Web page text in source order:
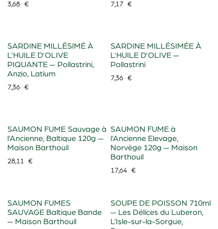
3,68 € 7,17€
SARDINE MILLÉSIMÉ À
L'HUILE D'OLIVE
PIQUANTE — Pollastrini,
Anzio, Latium
7,36 €
SARDINE MILLÉSIMÉE À
L'HUILE D'OLIVE —
Pollastrini
7,36€
SAUMON FUME Sauvage à
l'Ancienne, Baltique 120g —
Maison Barthouil
28,11 €
SAUMON FUME à
l'Ancienne Elevage,
Norvège 120g — Maison
Barthouil
17,64€
Sur Commande
SAUMON FUMES
SAUVAGE Baltique Bande
— Maison Barthouil
SOUPE DE POISSON 710ml
— Les Délices du Luberon,
L’Isle-sur-la-Sorgue,